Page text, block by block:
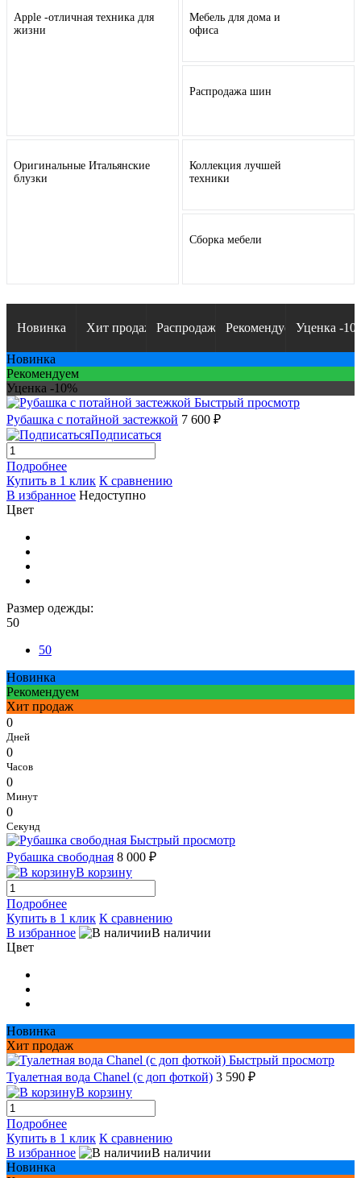
Apple -отличная техника для
жизни
Мебель для дома и
офиса
Распродажа шин
Оригинальные Итальянские
блузки
Коллекция лучшей
техники
Сборка мебели
Новинка Хит продаж Распродажа РекомендуемУценка -
Новинка
Рекомендуем
Уценка -10%
Быстрый просмотр
Рубашка с потайной застежкой 7 600 ₽
Подписаться
Подробнее
Купить в 1 клик К сравнению
В избранное Недоступно
Цвет
Размер одежды:
50
50
Новинка
Рекомендуем
Хит продаж
0
Дней
0
Часов
0
Минут
0
Секунд
Быстрый просмотр
Рубашка свободная 8 000 ₽
В корзину
Подробнее
Купить в 1 клик К сравнению
В избранное
В наличии
Цвет
Новинка
Хит продаж
Быстрый просмотр
Туалетная вода Chanel (с доп фоткой) 3 590 ₽
В корзину
Подробнее
Купить в 1 клик К сравнению
В избранное
В наличии
Новинка